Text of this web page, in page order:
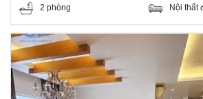
2 phòng
Nội thất